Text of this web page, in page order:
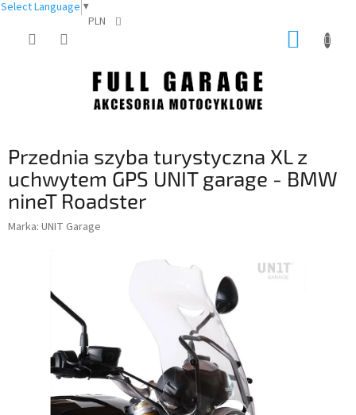
Select Language ▼
PLN
Przednia szyba turystyczna XL z
uchwytem GPS UNIT garage - BMW
nineT Roadster
Marka: UNIT Garage